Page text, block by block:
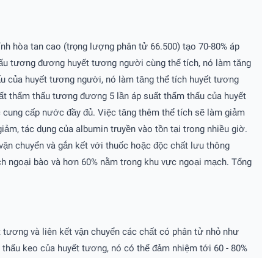
hòa tan cao (trọng lượng phân tử 66.500) tạo 70-80% áp
tương đương huyết tương người cùng thể tích, nó làm tăng
của huyết tương người, nó làm tăng thể tích huyết tương
thẩm thấu tương đương 5 lần áp suất thẩm thấu của huyết
cấp nước đầy đủ. Việc tăng thêm thể tích sẽ làm giảm
tác dụng của albumin truyền vào tồn tại trong nhiều giờ.
chuyển và gắn kết với thuốc hoặc độc chất lưu thông
ngoại bào và hơn 60% nằm trong khu vực ngoại mạch. Tổng
và liên kết vận chuyển các chất có phân tử nhỏ như
keo của huyết tương, nó có thể đảm nhiệm tới 60 - 80%